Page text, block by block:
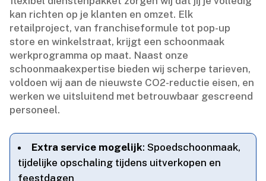
kan richten op je klanten en omzet.​ Elk
retailproject, van franchiseformule tot pop-up
store en winkelstraat, krijgt een schoonmaak
werkprogramma op maat.​ Naast onze
schoonmaakexpertise bieden wij scherpe tarieven,
voldoen wij aan de nieuwste CO2-reductie eisen, en
werken we uitsluitend met betrouwbaar gescreend
personeel.​
Extra service mogelijk: Spoedschoonmaak,
tijdelijke opschaling tijdens uitverkopen en
feestdagen